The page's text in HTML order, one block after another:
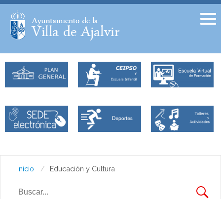
Facebook
Inicio Educación y Cultura